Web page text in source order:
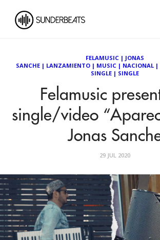
FELAMUSIC | JONAS
SANCHE| LANZAMIENTO| MUSIC| NACIONAL|
SINGLE | SINGLE
Felamusic
single/video
Jonas
29 JUL 2020